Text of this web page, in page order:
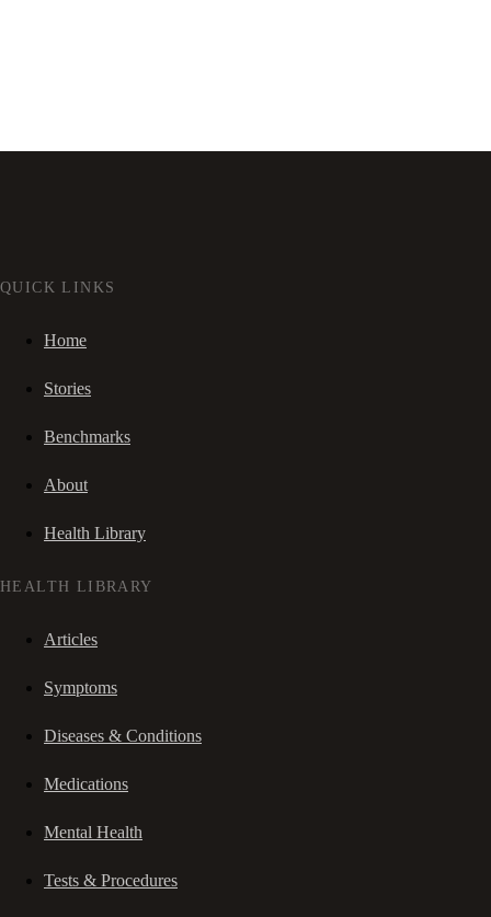
QUICK LINKS
Home
Stories
Benchmarks
About
Health Library
HEALTH LIBRARY
Articles
Symptoms
Diseases & Conditions
Medications
Mental Health
Tests & Procedures